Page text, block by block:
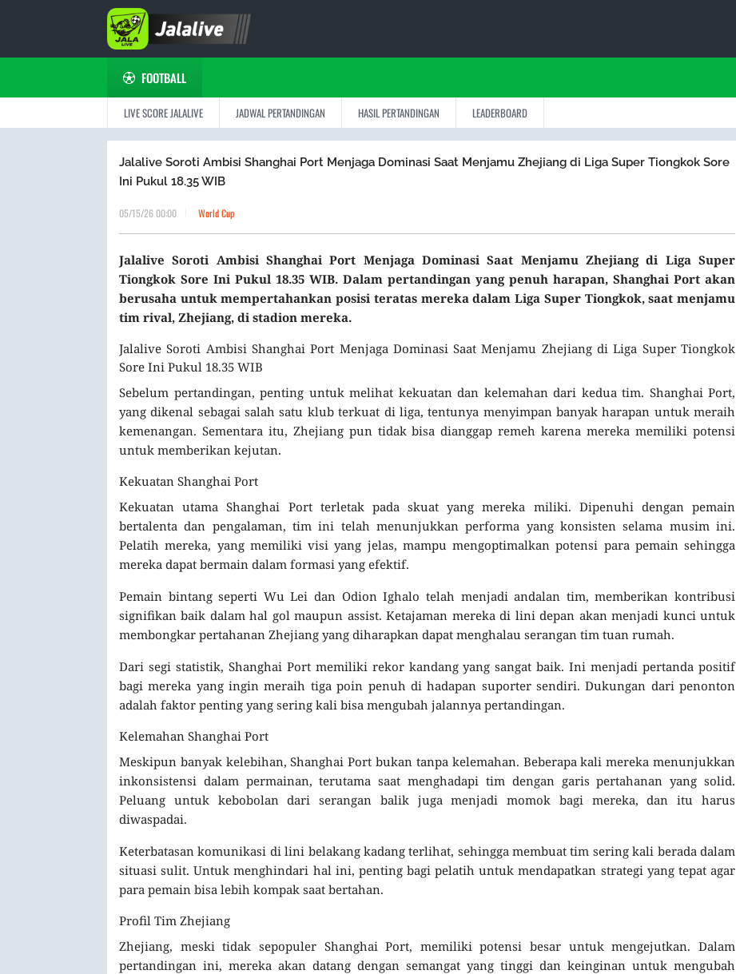
FOOTBALL
LIVE SCORE JALALIVE JADWAL PERTANDINGAN HASIL PERTANDINGAN LEADERBOARD
Jalalive Soroti Ambisi Shanghai Port Menjaga Dominasi Saat Menjamu Zhejiang di Liga Super Tiongkok Sore
Ini Pukul 18.35 WIB
05/15/26 00:00 World Cup
Jalalive Soroti Ambisi Shanghai Port Menjaga Dominasi Saat Menjamu Zhejiang di Liga Super
Tiongkok Sore Ini Pukul 18.35 WIB. Dalam pertandingan yang penuh harapan, Shanghai Port akan
berusaha untuk mempertahankan posisi teratas mereka dalam Liga Super Tiongkok, saat menjamu
tim rival, Zhejiang, di stadion mereka.
Jalalive Soroti Ambisi Shanghai Port Menjaga Dominasi Saat Menjamu Zhejiang di Liga Super Tiongkok
Sore Ini Pukul 18.35 WIB
Sebelum pertandingan, penting untuk melihat kekuatan dan kelemahan dari kedua tim. Shanghai Port,
yang dikenal sebagai salah satu klub terkuat di liga, tentunya menyimpan banyak harapan untuk meraih
kemenangan. Sementara itu, Zhejiang pun tidak bisa dianggap remeh karena mereka memiliki potensi
untuk memberikan kejutan.
Kekuatan Shanghai Port
Kekuatan utama Shanghai Port terletak pada skuat yang mereka miliki. Dipenuhi dengan pemain
bertalenta dan pengalaman, tim ini telah menunjukkan performa yang konsisten selama musim ini.
Pelatih mereka, yang memiliki visi yang jelas, mampu mengoptimalkan potensi para pemain sehingga
mereka dapat bermain dalam formasi yang efektif.
Pemain bintang seperti Wu Lei dan Odion Ighalo telah menjadi andalan tim, memberikan kontribusi
signifikan baik dalam hal gol maupun assist. Ketajaman mereka di lini depan akan menjadi kunci untuk
membongkar pertahanan Zhejiang yang diharapkan dapat menghalau serangan tim tuan rumah.
Dari segi statistik, Shanghai Port memiliki rekor kandang yang sangat baik. Ini menjadi pertanda positif
bagi mereka yang ingin meraih tiga poin penuh di hadapan suporter sendiri. Dukungan dari penonton
adalah faktor penting yang sering kali bisa mengubah jalannya pertandingan.
Kelemahan Shanghai Port
Meskipun banyak kelebihan, Shanghai Port bukan tanpa kelemahan. Beberapa kali mereka menunjukkan
inkonsistensi dalam permainan, terutama saat menghadapi tim dengan garis pertahanan yang solid.
Peluang untuk kebobolan dari serangan balik juga menjadi momok bagi mereka, dan itu harus
diwaspadai.
Keterbatasan komunikasi di lini belakang kadang terlihat, sehingga membuat tim sering kali berada dalam
situasi sulit. Untuk menghindari hal ini, penting bagi pelatih untuk mendapatkan strategi yang tepat agar
para pemain bisa lebih kompak saat bertahan.
Profil Tim Zhejiang
Zhejiang, meski tidak sepopuler Shanghai Port, memiliki potensi besar untuk mengejutkan. Dalam
pertandingan ini, mereka akan datang dengan semangat yang tinggi dan keinginan untuk mengubah